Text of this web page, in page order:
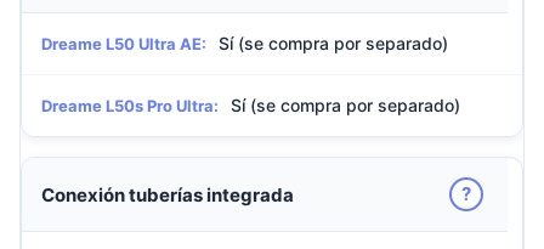
Dreame L50 Ultra AE: Sí (se compra por separado)
Dreame L50s Pro Ultra: Sí (se compra por separado)
Conexión tuberías integrada ?